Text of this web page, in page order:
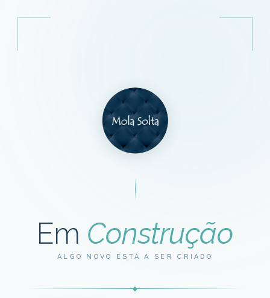
Em Construção
ALGO NOVO ESTÁ A SER CRIADO